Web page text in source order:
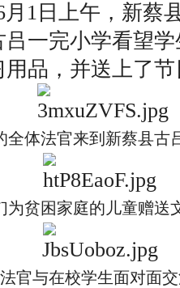
1日上午，新蔡
一完小学看望
品，并送上了
全体法官来到新蔡县古
为贫困家庭的儿童赠送
法官与在校学生面对面